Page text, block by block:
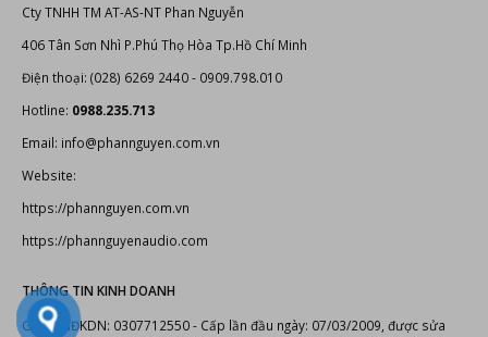
Cty TNHH TM AT-AS-NT Phan Nguyễn
406 Tân Sơn Nhì P.Phú Thọ Hòa Tp.Hồ Chí Minh
Điện thoại: (028) 6269 2440 - 0909.798.010
Hotline: 0988.235.713
Email: info@phannguyen.com.vn
Website:
https://phannguyen.com.vn
https://phannguyenaudio.com
THÔNG TIN KINH DOANH
Giấy CNĐKDN: 0307712550 - Cấp lần đầu ngày: 07/03/2009, được sửa